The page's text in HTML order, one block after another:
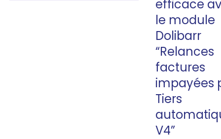
efficace
le module
Dolibarr
“Relances
factures
impayées
Tiers
V4”